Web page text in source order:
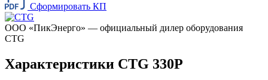
Сформировать КП
ООО «ПикЭнерго» — официальный дилер оборудования
CTG
Характеристики CTG 330P